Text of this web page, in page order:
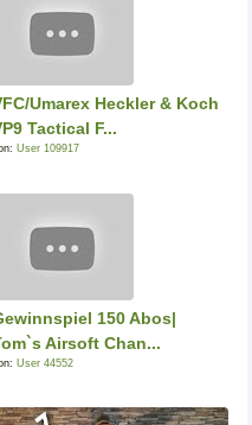
Umarex Heckler & Koch
Tactical F...
User 109917
150 Abos|
Airsoft Chan...
User 44552